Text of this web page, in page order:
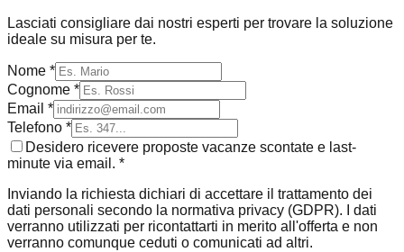
Lasciati consigliare dai nostri esperti per trovare la soluzione
ideale su misura per te.
Nome *
Cognome *
Email *
Telefono *
Desidero ricevere proposte vacanze scontate e last-
minute via email. *
Inviando la richiesta dichiari di accettare il trattamento dei
dati personali secondo la normativa privacy (GDPR). I dati
verranno utilizzati per ricontattarti in merito all'offerta e non
verranno comunque ceduti o comunicati ad altri.